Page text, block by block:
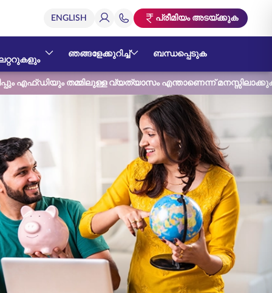
പ്രീമിയം അടയ്ക്കുക
ഞങ്ങളേക്കുറിച്ച് ബന്ധപ്പെടുക
എഫ്ഡിയും തമ്മിലുള്ള വ്യത്യാസം എന്താണെന്ന്